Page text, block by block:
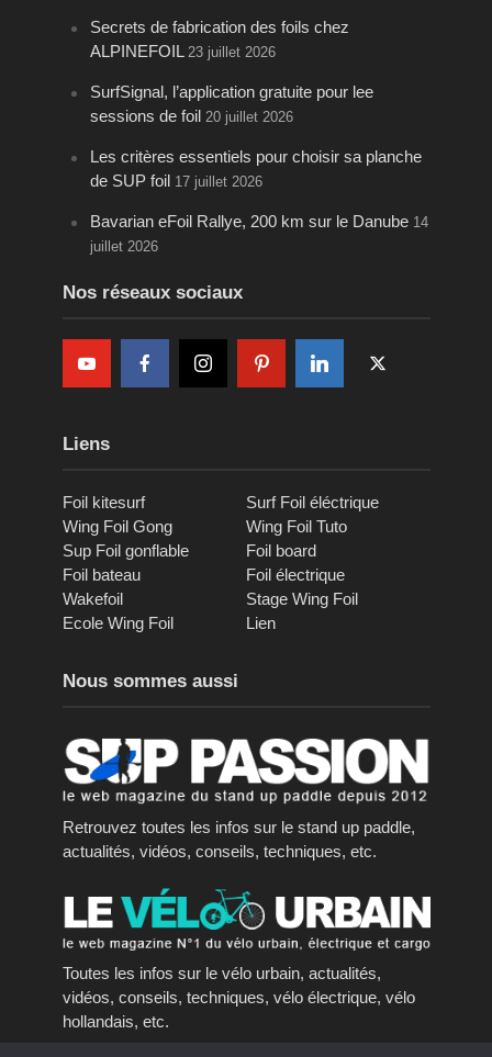
Secrets de fabrication des foils chez
ALPINEFOIL 23 juillet 2026
SurfSignal, l’application gratuite pour lee
sessions de foil 20 juillet 2026
Les critères essentiels pour choisir sa planche
de SUP foil 17 juillet 2026
Bavarian eFoil Rallye, 200 km sur le Danube 14
juillet 2026
Nos réseaux sociaux
Liens
Foil kitesurf
Surf Foil éléctrique
Wing Foil Gong
Wing Foil Tuto
Sup Foil gonflable
Foil board
Foil bateau
Foil électrique
Wakefoil
Stage Wing Foil
Ecole Wing Foil
Lien
Nous sommes aussi
Retrouvez toutes les infos sur le stand up paddle,
actualités, vidéos, conseils, techniques, etc.
Toutes les infos sur le vélo urbain, actualités,
vidéos, conseils, techniques, vélo électrique, vélo
hollandais, etc.